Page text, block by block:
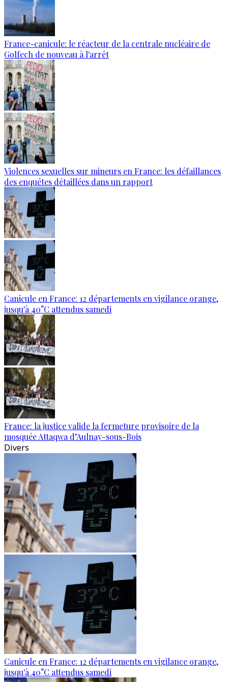
France-canicule: le réacteur de la centrale nucléaire de
Golfech de nouveau à l'arrêt
Violences sexuelles sur mineurs en France: les défaillances
des enquêtes détaillées dans un rapport
Canicule en France: 12 départements en vigilance orange,
jusqu'à 40°C attendus samedi
France: la justice valide la fermeture provisoire de la
mosquée Attaqwa d’Aulnay-sous-Bois
Divers
Canicule en France: 12 départements en vigilance orange,
jusqu'à 40°C attendus samedi